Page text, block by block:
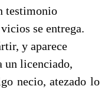
se entrega.
aparece
atezado lo